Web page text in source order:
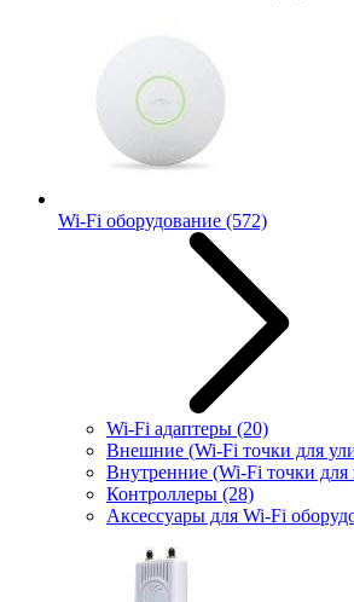
Wi-Fi оборудование (572)
Wi-Fi адаптеры (20)
Внешние (Wi-Fi точки для
Внутренние (Wi-Fi точки
Контроллеры (28)
Аксессуары для Wi-Fi